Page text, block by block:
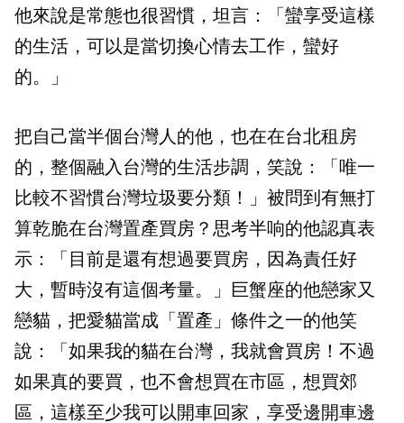
他來說是常態也很習慣，坦言：「蠻享受這樣
的生活，可以是當切換心情去工作，蠻好
的。」
把自己當半個台灣人的他，也在在台北租房
的，整個融入台灣的生活步調，笑說：「唯一
比較不習慣台灣垃圾要分類！」被問到有無打
算乾脆在台灣置產買房？思考半响的他認真表
示：「目前是還有想過要買房，因為責任好
大，暫時沒有這個考量。」巨蟹座的他戀家又
戀貓，把愛貓當成「置產」條件之一的他笑
說：「如果我的貓在台灣，我就會買房！不過
如果真的要買，也不會想買在市區，想買郊
區，這樣至少我可以開車回家，享受邊開車邊